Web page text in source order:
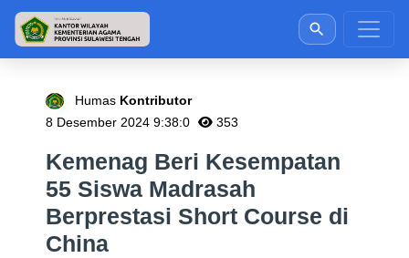
Humas Kontributor
8 Desember 2024 9:38:0
353
Kemenag Beri Kesempatan
55 Siswa Madrasah
Berprestasi Short Course di
China